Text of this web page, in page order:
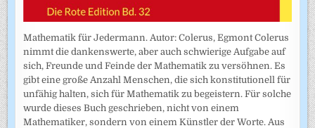
Mathematik für Jedermann. Autor: Colerus, Egmont Colerus
nimmt die dankenswerte, aber auch schwierige Aufgabe auf
sich, Freunde und Feinde der Mathematik zu versöhnen. Es
gibt eine große Anzahl Menschen, die sich konstitutionell für
unfähig halten, sich für Mathematik zu begeistern. Für solche
wurde dieses Buch geschrieben, nicht von einem
Mathematiker, sondern von einem Künstler der Worte. Aus